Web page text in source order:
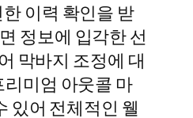
이력 확인을 받
정보에 입각한 선
막바지 조정에 대
미엄 아웃콜 마
있어 전체적인 웰